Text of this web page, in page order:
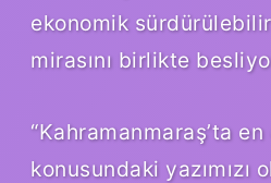
ekonomik
mirasını birlikte
“Kahramanmaraş’ta
konusundaki yazımızı